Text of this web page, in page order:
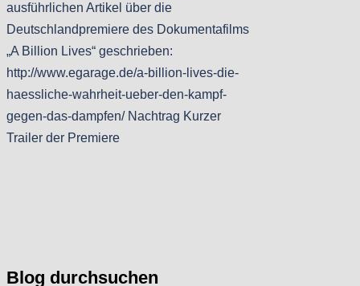
ausführlichen Artikel über die
Deutschlandpremiere des Dokumentafilms
„A Billion Lives“ geschrieben:
http://www.egarage.de/a-billion-lives-die-
haessliche-wahrheit-ueber-den-kampf-
gegen-das-dampfen/ Nachtrag Kurzer
Trailer der Premiere
Blog durchsuchen